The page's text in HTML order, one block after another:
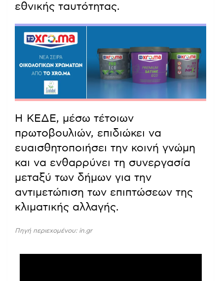
εθνικής ταυτότητας.
Η ΚΕΔΕ, μέσω τέτοιων
πρωτοβουλιών, επιδιώκει να
ευαισθητοποιήσει την κοινή γνώμη
και να ενθαρρύνει τη συνεργασία
μεταξύ των δήμων για την
αντιμετώπιση των επιπτώσεων της
κλιματικής αλλαγής.
Πηγή περιεχομένου: in.gr